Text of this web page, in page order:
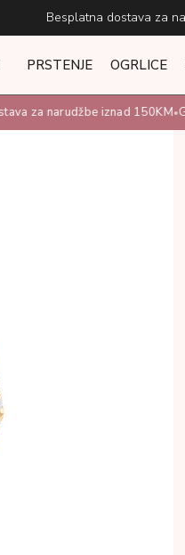
Besplatna dostava za
PRSTENJE OGRLICE
za narudžbe iznad 150KM•